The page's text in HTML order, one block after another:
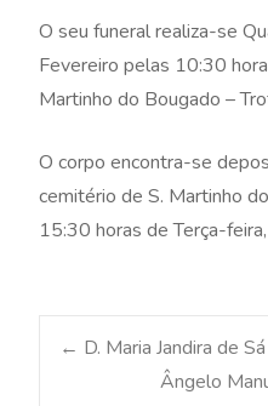
O seu funeral realiza-se
Fevereiro pelas 10:30
Martinho do Bougado –
O corpo encontra-se
cemitério de S. Martinho
15:30 horas de Terça-
Post
← D. Maria Jandira de
Ângelo